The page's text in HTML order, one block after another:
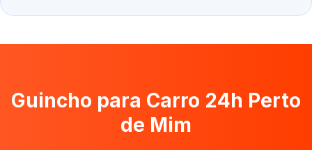
Guincho para Carro 24h Perto
de Mim